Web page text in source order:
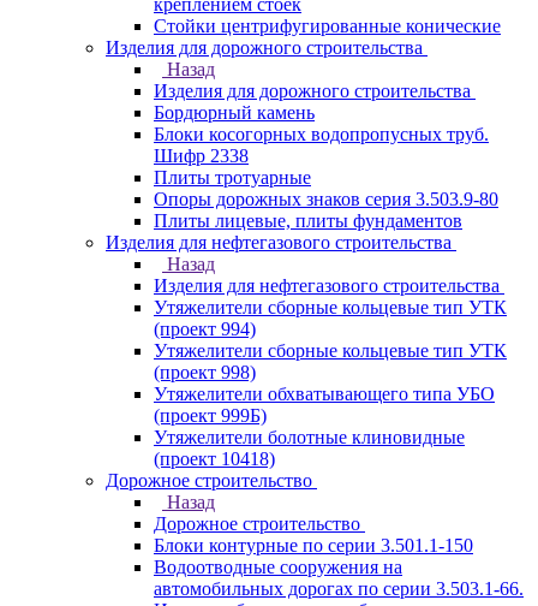
креплением стоек
Стойки центрифугированные конические
Изделия для дорожного строительства
Назад
Изделия для дорожного строительства
Бордюрный камень
Блоки косогорных водопропусных труб.
Шифр 2338
Плиты тротуарные
Опоры дорожных знаков серия 3.503.9-80
Плиты лицевые, плиты фундаментов
Изделия для нефтегазового строительства
Назад
Изделия для нефтегазового строительства
Утяжелители сборные кольцевые тип УТК
(проект 994)
Утяжелители сборные кольцевые тип УТК
(проект 998)
Утяжелители обхватывающего типа УБО
(проект 999Б)
Утяжелители болотные клиновидные
(проект 10418)
Дорожное строительство
Назад
Дорожное строительство
Блоки контурные по серии 3.501.1-150
Водоотводные сооружения на
автомобильных дорогах по серии 3.503.1-66.